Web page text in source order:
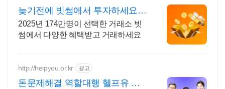
늦기전에 빗썸에서 투자하세요
신규 가입 시 5만원 혜택
2025년 174만명이 선택한 거래소 빗
썸에서 다양한 혜택받고 거래하세요
http://helpyou.or.kr 광고
돈문제해결 역할대행 헬프유 압